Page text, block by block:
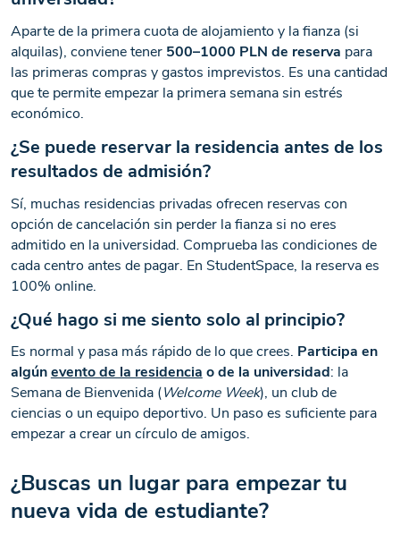
Aparte de la primera cuota de alojamiento y la fianza (si
alquilas), conviene tener 500–1000 PLN de reserva para
las primeras compras y gastos imprevistos. Es una cantidad
que te permite empezar la primera semana sin estrés
económico.
¿Se puede reservar la residencia antes de los
resultados de admisión?
Sí, muchas residencias privadas ofrecen reservas con
opción de cancelación sin perder la fianza si no eres
admitido en la universidad. Comprueba las condiciones de
cada centro antes de pagar. En StudentSpace, la reserva es
100% online.
¿Qué hago si me siento solo al principio?
Es normal y pasa más rápido de lo que crees. Participa en
algúnevento de la residenciao de la universidad: la
Semana de Bienvenida (Welcome Week), un club de
ciencias o un equipo deportivo. Un paso es suficiente para
empezar a crear un círculo de amigos.
¿Buscas un lugar para empezar tu
nueva vida de estudiante?